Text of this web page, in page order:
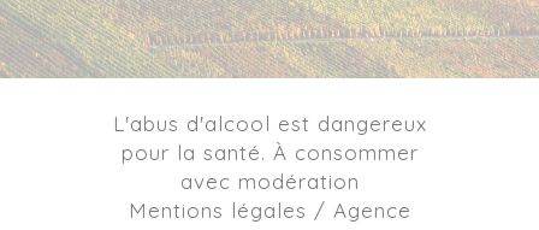
L'abus d'alcool est dangereux
pour la santé. À consommer
avec modération
Mentions légales / Agence